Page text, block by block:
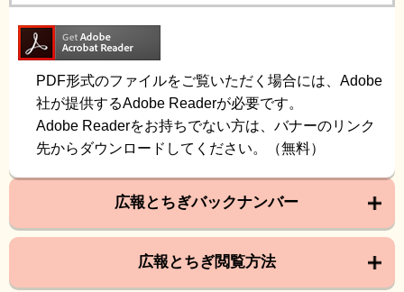
PDF形式のファイルをご覧いただく場合には、Adobe
社が提供するAdobe Readerが必要です。
Adobe Readerをお持ちでない方は、バナーのリンク
先からダウンロードしてください。（無料）
広報とちぎバックナンバー
広報とちぎ閲覧方法